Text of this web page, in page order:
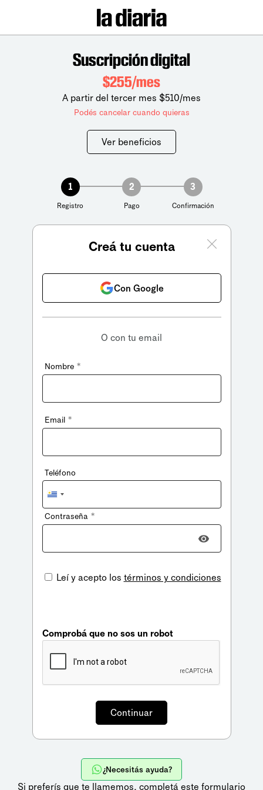
Suscripción digital
$255/mes
A partir del tercer mes $510/mes
Podés cancelar cuando quieras
Ver beneficios
1
Registro
2
Pago
3
Confirmación
Creá tu cuenta
Con Google
O con tu email
Nombre *
Email *
Teléfono
Uruguay
+598
Contraseña *
Leí y acepto los términos y condiciones
Comprobá que no sos un robot
¿Necesitás ayuda?
Si preferís que te llamemos, completá este formulario